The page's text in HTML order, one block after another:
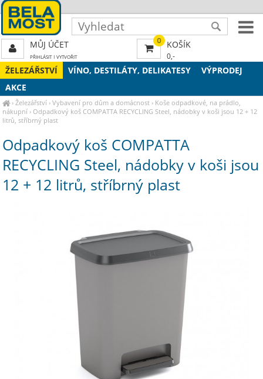
ŽELEZÁŘSTVÍ VÍNO, DESTILÁTY, DELIKATESY
VÝPRODEJ
AKCE
›Železářství ›Vybavení pro dům a domácnost › Koše odpadkové, na prádlo,
nákupní › Odpadkový koš COMPATTA RECYCLING Steel, nádobky v koši jsou 12 + 12
litrů, stříbrný plast
Odpadkový koš COMPATTA
RECYCLING Steel, nádobky v koši jsou
12 + 12 litrů, stříbrný plast
0 KOŠÍK
0,-
MŮJ ÚČET
PŘIHLÁSIT| VYTVOŘIT